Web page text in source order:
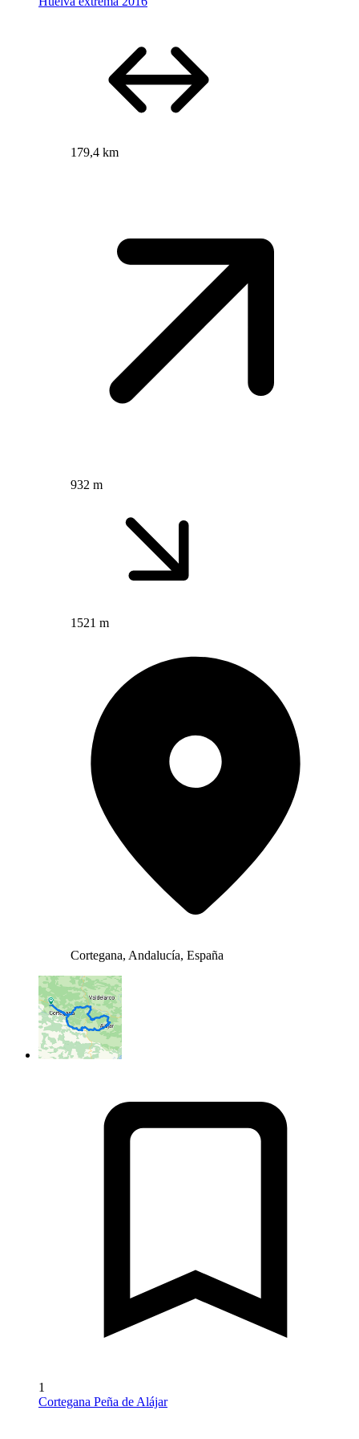
179,4 km
932 m
1521 m
Cortegana, Andalucía, España
1
Cortegana Peña de Alájar